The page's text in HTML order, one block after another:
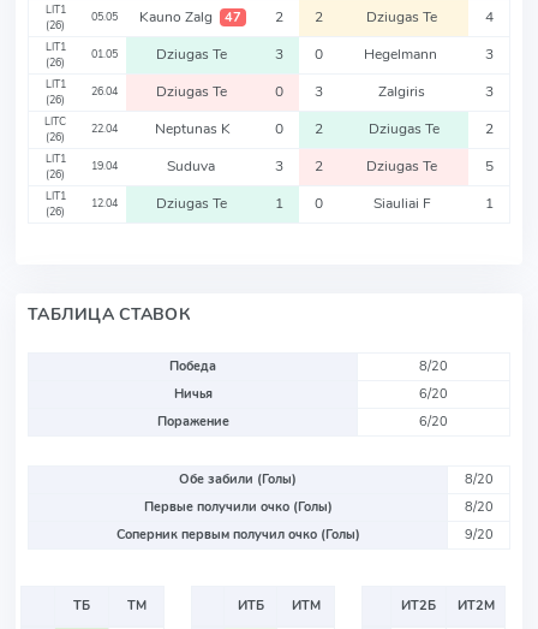
LIT1
(26)
05.05 Kauno Zalg 47 2 2 Dziugas Te 4
LIT1
(26)
01.05 Dziugas Te 3 0 Hegelmann 3
LIT1
(26)
26.04 Dziugas Te 0 3 Zalgiris 3
LITC
(26)
22.04 Neptunas K 0 2 Dziugas Te 2
LIT1
(26)
19.04 Suduva 3 2 Dziugas Te 5
LIT1
(26)
12.04 Dziugas Te 1 0 Siauliai F 1
ТАБЛИЦА СТАВОК
Победа
8/20
Ничья
6/20
Поражение
6/20
Обе забили (Голы)
8/20
Первые получили очко (Голы)
8/20
Соперник первым получил очко (Голы)
9/20
ТБ
ТМ
ИТБ
ИТМ
ИТ2Б
ИТ2М